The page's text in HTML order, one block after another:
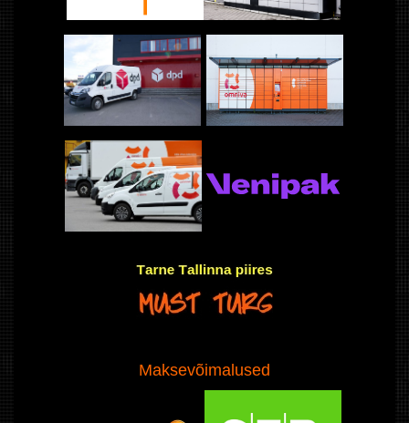
Maksevõimalused